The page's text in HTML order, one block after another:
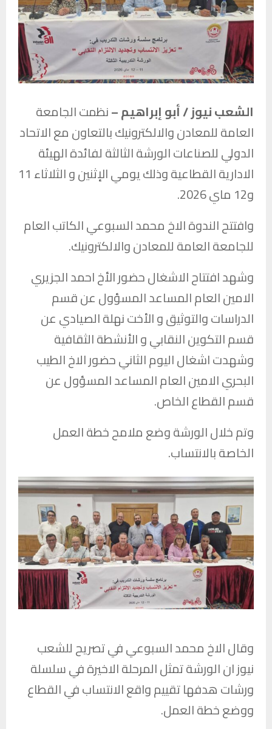
الشعب نيوز / أبو إبراهيم –نظمت الجامعة
العامة للمعادن والالكترونيك بالتعاون مع الاتحاد
الدولي للصناعات الورشة الثالثة لفائدة الهيئة
الادارية القطاعية وذلك يومي الإثنين و الثلاثاء 11
و12 ماي 2026.
وافتتح الندوة الاخ محمد السبوعي الكاتب العام
للجامعة العامة للمعادن والالكترونيك.
وشهد افتتاح الاشغال حضور الأخ احمد الجزيري
الامين العام المساعد المسؤول عن قسم
الدراسات والتوثيق و الأخت نهلة الصيادي عن
قسم التكوين النقابي و الأنشطة الثقافية
وشهدت اشغال اليوم الثاني حضور الاخ الطيب
البحري الامين العام المساعد المسؤول عن
قسم القطاع الخاص.
وتم خلال الورشة وضع ملامح خطة العمل
الخاصة بالانتساب.
وقال الاخ محمد السبوعي في تصريح للشعب
نيوز ان الورشة تمثل المرحلة الاخيرة في سلسلة
ورشات هدفها تقييم واقع الانتساب في القطاع
ووضع خطة العمل.